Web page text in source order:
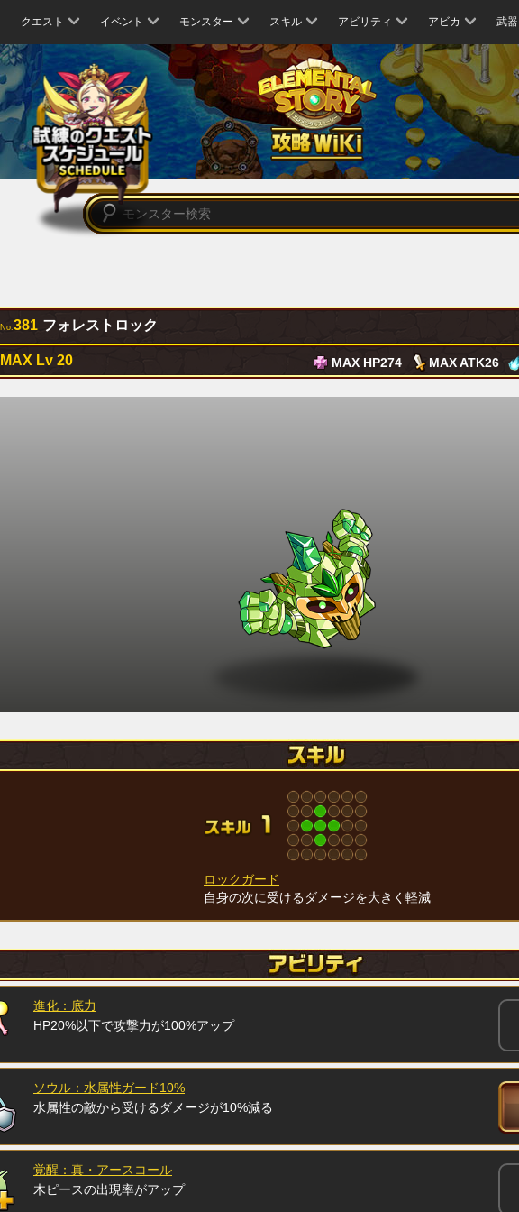
クエスト イベント モンスター スキル アビリティ アビカ 武器
No.381 フォレストロック
MAX Lv 20 MAX HP274 MAX ATK26
ロックガード
自身の次に受けるダメージを大きく軽減
進化：底力
HP20%以下で攻撃力が100%アップ
ソウル：水属性ガード10%
水属性の敵から受けるダメージが10%減る
覚醒：真・アースコール
木ピースの出現率がアップ